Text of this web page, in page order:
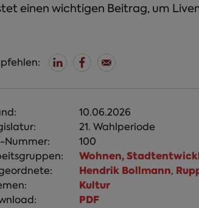
einen wichtigen Beitrag, um
10.06.2026
21. Wahlperiode
Nummer:
100
Wohnen,
Hendrik Bollmann,
Kultur
PDF